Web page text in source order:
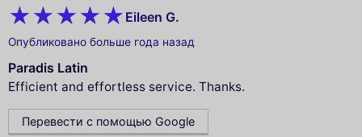
Eileen G.
Опубликовано больше года назад
Paradis Latin
Efficient and effortless service. Thanks.
Перевести с помощью Google